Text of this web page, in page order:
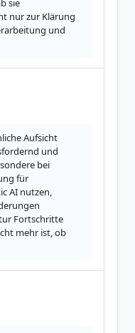
sie
nur zur Klärung
und
Aufsicht
und
bei
für
AI nutzen,
Fortschritte
mehr ist, ob